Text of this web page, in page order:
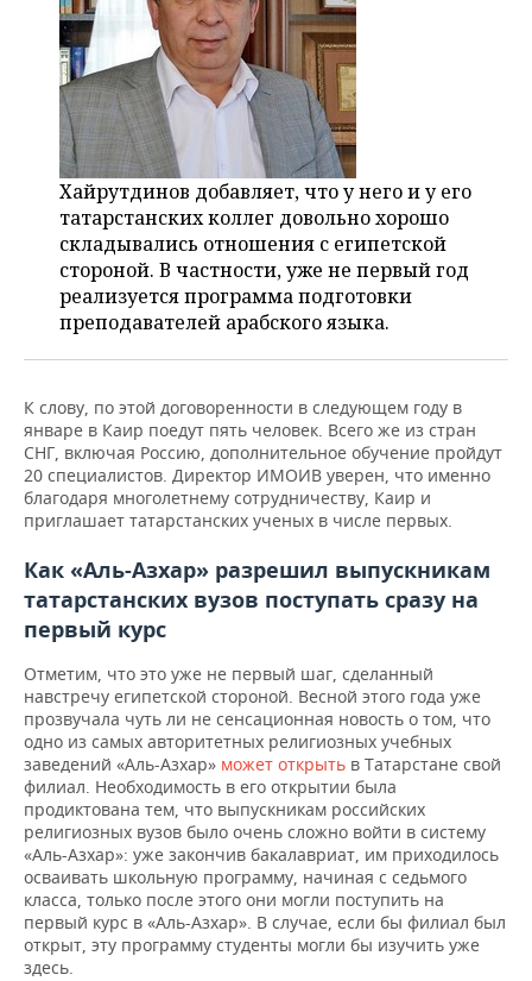
Хайрутдинов добавляет, что у него и у его
татарстанских коллег довольно хорошо
складывались отношения с египетской
стороной. В частности, уже не первый год
реализуется программа подготовки
преподавателей арабского языка.
К слову, по этой договоренности в следующем году в
январе в Каир поедут пять человек. Всего же из стран
СНГ, включая Россию, дополнительное обучение пройдут
20 специалистов. Директор ИМОИВ уверен, что именно
благодаря многолетнему сотрудничеству, Каир и
приглашает татарстанских ученых в числе первых.
Как «Аль-Азхар» разрешил выпускникам
татарстанских вузов поступать сразу на
первый курс
Отметим, что это уже не первый шаг, сделанный
навстречу египетской стороной. Весной этого года уже
прозвучала чуть ли не сенсационная новость о том, что
одно из самых авторитетных религиозных учебных
заведений «Аль-Азхар» может открыть в Татарстане свой
филиал. Необходимость в его открытии была
продиктована тем, что выпускникам российских
религиозных вузов было очень сложно войти в систему
«Аль-Азхар»: уже закончив бакалавриат, им приходилось
осваивать школьную программу, начиная с седьмого
класса, только после этого они могли поступить на
первый курс в «Аль-Азхар». В случае, если бы филиал был
открыт, эту программу студенты могли бы изучить уже
здесь.